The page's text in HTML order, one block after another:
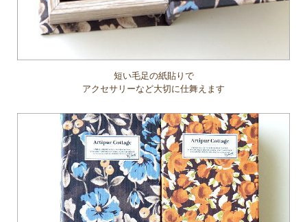
短い毛足の紙貼りで
アクセサリーなど大切に仕舞えます